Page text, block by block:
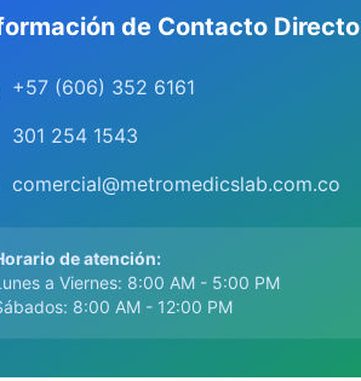
de Contacto Directo
+57 (606) 352 6161
301 254 1543
comercial@metromedicslab.com.co
de atención:
a Viernes: 8:00 AM - 5:00 PM
8:00 AM - 12:00 PM